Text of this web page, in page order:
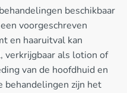
beschikbaar
voorgeschreven
en haaruitval kan
verkrijgbaar als lotion of
van de hoofdhuid en
behandelingen zijn het